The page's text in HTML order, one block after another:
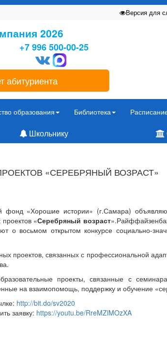
Версия для
2026
+7 996 500-00-25
абитуриента
образования Библиотека
Школьнику
«СЕРЕБРЯНЫЙ ВОЗРАСТ»
«Хорошие истории» (г.Самара)
проектов «Серебряный возраст
восьмом открытом конкурсе социально-
проектов, связанных с профессиональной
проекты, связанные с
на взаимопомощь, поддержку и обучение
http://bit.do/sv2020
заявку: https://youtu.be/RreMZlMOzXA